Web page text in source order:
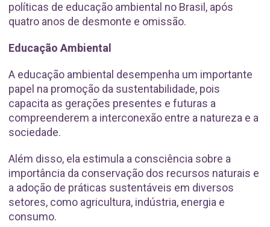
políticas de educação ambiental no Brasil, após
quatro anos de desmonte e omissão.
Educação Ambiental
A educação ambiental desempenha um importante
papel na promoção da sustentabilidade, pois
capacita as gerações presentes e futuras a
compreenderem a interconexão entre a natureza e a
sociedade.
Além disso, ela estimula a consciência sobre a
importância da conservação dos recursos naturais e
a adoção de práticas sustentáveis em diversos
setores, como agricultura, indústria, energia e
consumo.